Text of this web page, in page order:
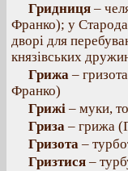
Гридниця –
Франко); у
дворі для
князівських
Грижа –
Франко)
Грижі – муки,
Гриза – грижа
Гризота –
Гризтися –